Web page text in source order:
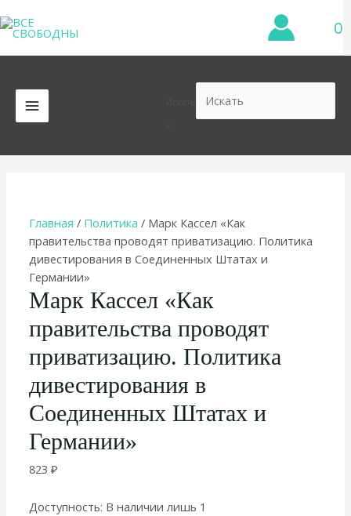
к
содержимому
0
MAIN
MENU
Главная / Политика / Марк Кассел «Как
правительства проводят приватизацию. Политика
дивестирования в Соединенных Штатах и
Германии»
Марк Кассел «Как
правительства проводят
приватизацию. Политика
дивестирования в
Соединенных Штатах и
Германии»
823₽
Доступность: В наличии лишь 1